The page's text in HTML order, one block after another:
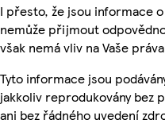
I přesto, že jsou informace
nemůže přijmout
však nemá vliv na Vaše
Tyto informace jsou
jakkoliv reprodukovány bez
ani bez řádného uvedení